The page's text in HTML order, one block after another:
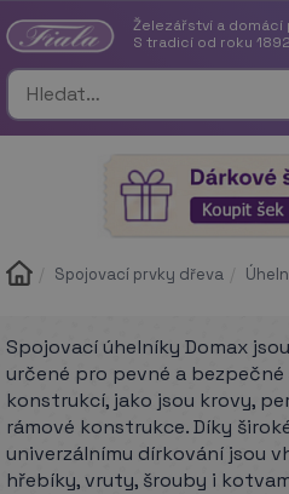
Železářství a domácí
S tradicí od roku
Spojovací prvky dřeva
Spojovací úhelníky Domax
určené pro pevné a
konstrukcí, jako jsou krovy,
rámové konstrukce. Díky
univerzálnímu dírkování jsou
hřebíky, vruty, šrouby i